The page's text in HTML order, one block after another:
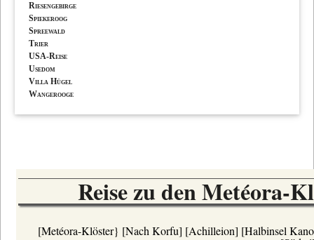
Riesengebirge
Spiekeroog
Spreewald
Trier
USA-Reise
Usedom
Villa Hügel
Wangerooge
Reise zu den Metéora-
[Metéora-Klöster} [Nach Korfu] [Achilleion] [Halbinsel